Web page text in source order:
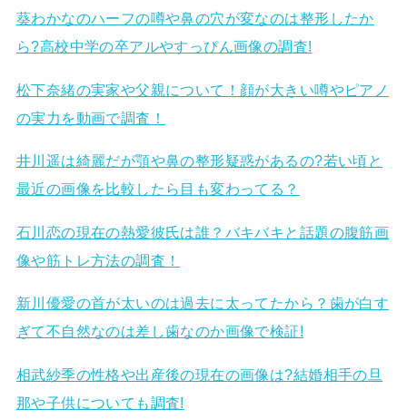
葵わかなのハーフの噂や鼻の穴が変なのは整形したか
ら?高校中学の卒アルやすっぴん画像の調査!
松下奈緒の実家や父親について！顔が大きい噂やピアノ
の実力を動画で調査！
井川遥は綺麗だが顎や鼻の整形疑惑があるの?若い頃と
最近の画像を比較したら目も変わってる？
石川恋の現在の熱愛彼氏は誰？バキバキと話題の腹筋画
像や筋トレ方法の調査！
新川優愛の首が太いのは過去に太ってたから？歯が白す
ぎて不自然なのは差し歯なのか画像で検証!
相武紗季の性格や出産後の現在の画像は?結婚相手の旦
那や子供についても調査!